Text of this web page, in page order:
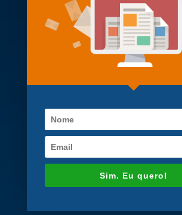
se sua habilidade em
incorporar novas
em seus produtos, fato
assiduidade, a
competência e a
Sim. Eu quero!